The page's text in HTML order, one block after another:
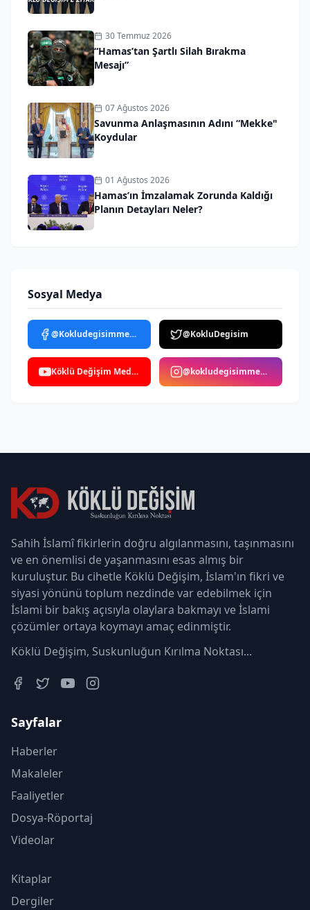
30 Temmuz 2026
“Hamas’tan Şartlı Silah Bırakma
Mesajı”
07 Ağustos 2026
Savunma Anlaşmasının Adını “Mekke"
Koydular
01 Ağustos 2026
Hamas’ın İmzalamak Zorunda Kaldığı
Planın Detayları Neler?
Sosyal Medya
@Kokludegisimmedya @KokluDegisim
Köklü Değişim Medya @kokludegisimmedya
Sahih İslamî fikirlerin doğru algılanmasını, taşınmasını
ve en önemlisi de yaşanmasını esas almış bir
kuruluştur. Bu cihetle Köklü Değişim, İslam'ın fikri ve
siyasi yönünü toplum nezdinde var edebilmek için
İslami bir bakış açısıyla olaylara bakmayı ve İslami
çözümler ortaya koymayı amaç edinmiştir.
Köklü Değişim, Suskunluğun Kırılma Noktası...
Sayfalar
Haberler
Makaleler
Faaliyetler
Dosya-Röportaj
Videolar
Kitaplar
Dergiler